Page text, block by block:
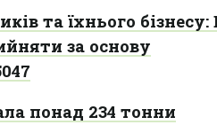
та їхнього бізнесу:
за основу
понад 234 тонни